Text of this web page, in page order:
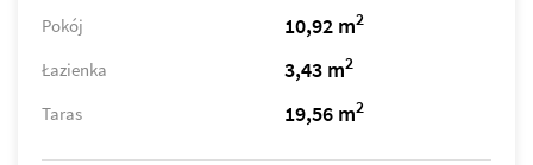
Pokój 10,92 m2
Łazienka 3,43 m2
Taras 19,56 m2